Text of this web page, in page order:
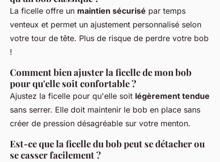
La ficelle offre un maintien sécurisé par temps
venteux et permet un ajustement personnalisé selon
votre tour de tête. Plus de risque de perdre votre bob
!
Comment bien ajuster la ficelle de mon bob
pour qu'elle soit confortable ?
Ajustez la ficelle pour qu'elle soit légèrement tendue
sans serrer. Elle doit maintenir le bob en place sans
créer de pression désagréable sur votre menton.
Est-ce que la ficelle du bob peut se détacher ou
se casser facilement ?